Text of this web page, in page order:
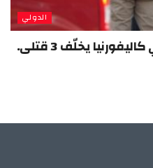
الدولي
يخلّف 3 قتلى.